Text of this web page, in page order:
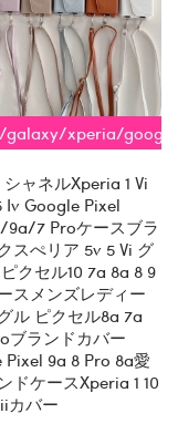
xperia/google
ャネルxperia 1 Vi
Iv Google Pixel
7 Proケースブラ
スぺリア 5v 5 Vi グ
クセル10 7a 8a 8 9
スメンズレディー
ル ピクセル8a 7a
ブランドカバー
Pixel 9a 8 Pro 8a愛
ドケースxperia 1 10
カバー